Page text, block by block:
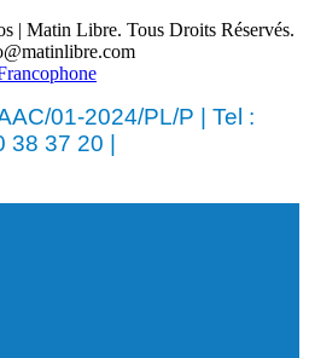
| Matin Libre. Tous Droits Réservés.
01-2024/PL/P | Tel :
38 37 20 |